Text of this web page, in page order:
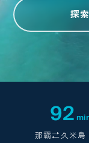
探
92
那霸⇄久米島